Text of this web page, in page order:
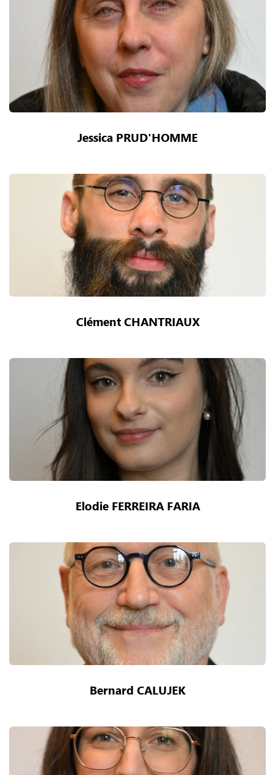
Jessica PRUD'HOMME
Clément CHANTRIAUX
Elodie FERREIRA FARIA
Bernard CALUJEK